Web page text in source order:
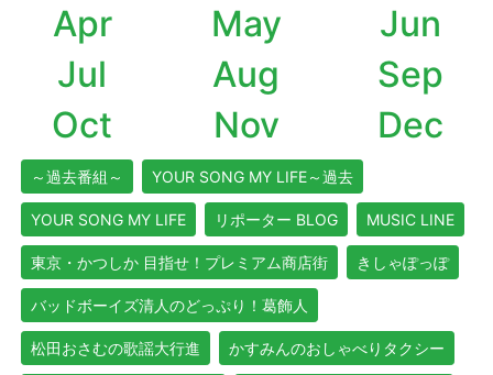
Apr
May
Jun
Jul
Aug
Sep
Oct
Nov Dec
～過去番組～ YOUR SONG MY LIFE～過去
YOUR SONG MY LIFE リポーター BLOG MUSIC LINE
東京・かつしか 目指せ！プレミアム商店街 きしゃぽっぽ
バッドボーイズ清人のどっぷり！葛飾人
松田おさむの歌謡大行進 かすみんのおしゃべりタクシー